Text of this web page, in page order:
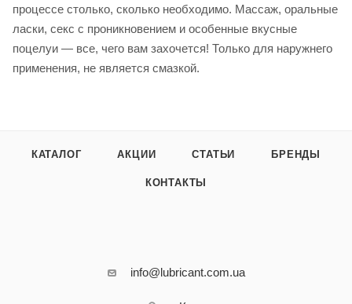
процессе столько, сколько необходимо. Массаж, оральные
ласки, секс с проникновением и особенные вкусные
поцелуи — все, чего вам захочется! Только для наружнего
применения, не является смазкой.
КАТАЛОГ АКЦИИ СТАТЬИ БРЕНДЫ
КОНТАКТЫ
info@lubricant.com.ua